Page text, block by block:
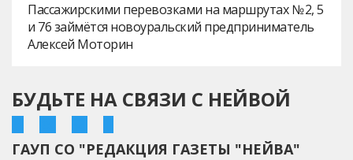
Пассажирскими перевозками на маршрутах № 2, 5
и 76 займётся новоуральский предприниматель
Алексей Моторин
БУДЬТЕ НА СВЯЗИ С НЕЙВОЙ
ГАУП СО "РЕДАКЦИЯ ГАЗЕТЫ "НЕЙВА"